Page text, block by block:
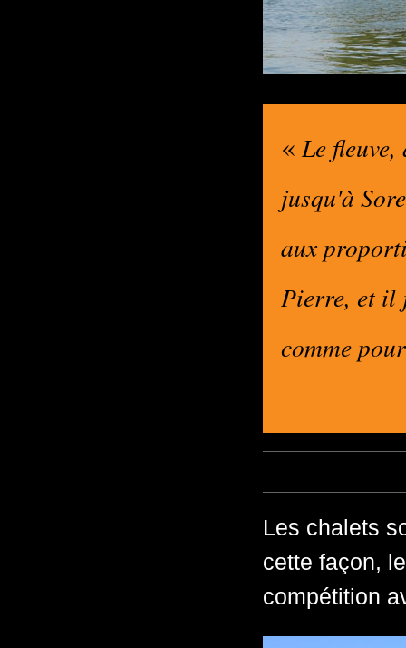
« Le
jusqu'à
aux
Pierre, et il
comme
Les chalets
cette façon,
compétition